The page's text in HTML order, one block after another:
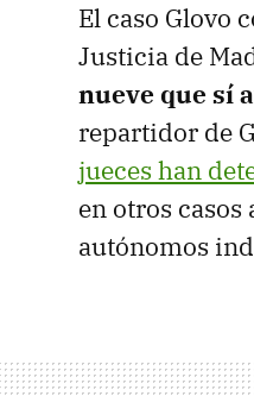
El caso Glovo
Justicia de
nueve que sí
repartidor de
jueces han
en otros
autónomos